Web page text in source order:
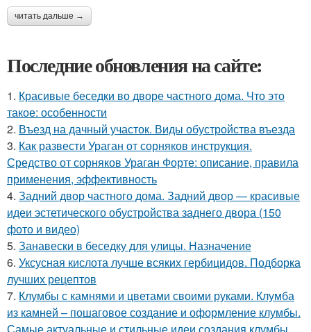
читать дальше →
Последние обновления на сайте:
1. Красивые беседки во дворе частного дома. Что это
такое: особенности
2. Въезд на дачный участок. Виды обустройства въезда
3. Как развести Ураган от сорняков инструкция.
Средство от сорняков Ураган Форте: описание, правила
применения, эффективность
4. Задний двор частного дома. Задний двор — красивые
идеи эстетического обустройства заднего двора (150
фото и видео)
5. Занавески в беседку для улицы. Назначение
6. Уксусная кислота лучше всяких гербицидов. Подборка
лучших рецептов
7. Клумбы с камнями и цветами своими руками. Клумба
из камней – пошаговое создание и оформление клумбы.